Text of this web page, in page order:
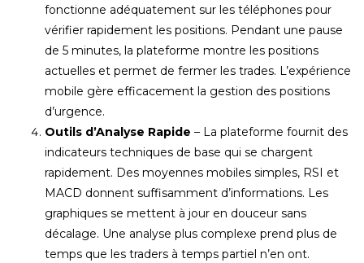
fonctionne adéquatement sur les téléphones pour
vérifier rapidement les positions. Pendant une pause
de 5 minutes, la plateforme montre les positions
actuelles et permet de fermer les trades. L’expérience
mobile gère efficacement la gestion des positions
d’urgence.
Outils d’Analyse Rapide – La plateforme fournit des
indicateurs techniques de base qui se chargent
rapidement. Des moyennes mobiles simples, RSI et
MACD donnent suffisamment d’informations. Les
graphiques se mettent à jour en douceur sans
décalage. Une analyse plus complexe prend plus de
temps que les traders à temps partiel n’en ont.